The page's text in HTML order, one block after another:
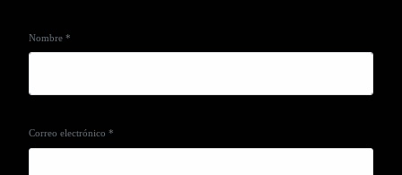
Nombre*
Correo electrónico*